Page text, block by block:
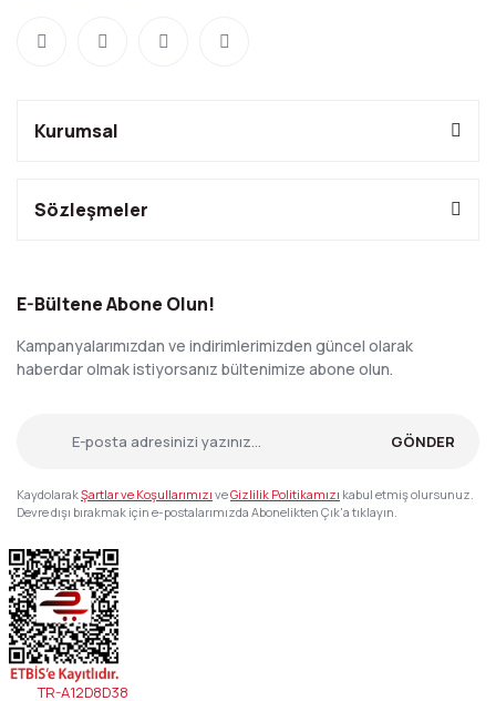
Kurumsal
Sözleşmeler
E-Bültene Abone Olun!
Kampanyalarımızdan ve indirimlerimizden güncel olarak
haberdar olmak istiyorsanız bültenimize abone olun.
GÖNDER
KaydolarakŞartlar ve Koşullarımızı veGizlilik Politikamızı kabul etmiş olursunuz.
Devre dışı bırakmak için e-postalarımızda Abonelikten Çık'a tıklayın.
TR-A12D8D38